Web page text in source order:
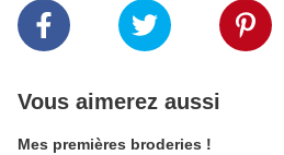
Vous aimerez aussi
Mes premières broderies !